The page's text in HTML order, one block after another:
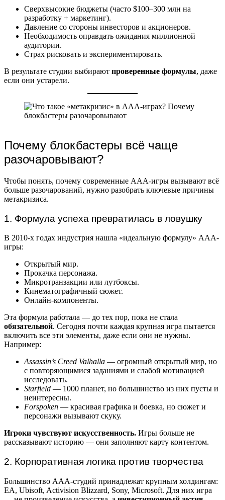
Сверхвысокие бюджеты (часто $100–300 млн на
разработку + маркетинг).
Давление со стороны инвесторов и акционеров.
Необходимость оправдать ожидания миллионной
аудитории.
Страх рисковать и экспериментировать.
В результате студии выбирают проверенные формулы, даже
если они устарели.
Почему блокбастеры всё чаще
разочаровывают?
Чтобы понять, почему современные ААА-игры вызывают всё
больше разочарований, нужно разобрать ключевые причины
метакризиса.
1. Формула успеха превратилась в ловушку
В 2010-х годах индустрия нашла «идеальную формулу» ААА-
игры:
Открытый мир.
Прокачка персонажа.
Микротранзакции или лутбоксы.
Кинематографичный сюжет.
Онлайн-компоненты.
Эта формула работала — до тех пор, пока не стала
обязательной. Сегодня почти каждая крупная игра пытается
включить все эти элементы, даже если они не нужны.
Например:
Assassin’s Creed Valhalla — огромный открытый мир, но
с повторяющимися заданиями и слабой мотивацией
исследовать.
Starfield — 1000 планет, но большинство из них пусты и
неинтересны.
Forspoken — красивая графика и боевка, но сюжет и
персонажи вызывают скуку.
Игроки чувствуют искусственность. Игры больше не
рассказывают историю — они заполняют карту контентом.
2. Корпоративная логика против творчества
Большинство ААА-студий принадлежат крупным холдингам:
EA, Ubisoft, Activision Blizzard, Sony, Microsoft. Для них игра